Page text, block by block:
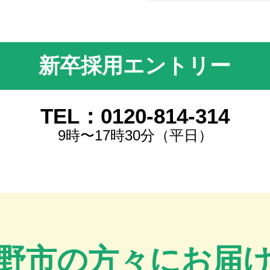
新卒採用エントリー
TEL：0120-814-314
9時〜17時30分（平日）
市の方々にお届